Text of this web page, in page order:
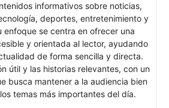
informativos sobre noticias,
deportes, entretenimiento y
enfoque se centra en ofrecer una
y orientada al lector, ayudando
de forma sencilla y directa.
útil y las historias relevantes, con un
busca mantener a la audiencia bien
temas más importantes del día.